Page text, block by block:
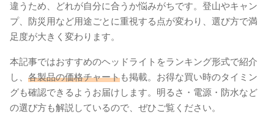
違うため、どれが自分に合うか悩みがちです。登山やキャン
プ、防災用など用途ごとに重視する点が変わり、選び方で満
足度が大きく変わります。
本記事ではおすすめのヘッドライトをランキング形式で紹介
し、 各製品の価格チャートも掲載。お得な買い時のタイミン
グも確認できるようお届けします。明るさ・電源・防水など
の選び方も解説しているので、ぜひご覧ください。